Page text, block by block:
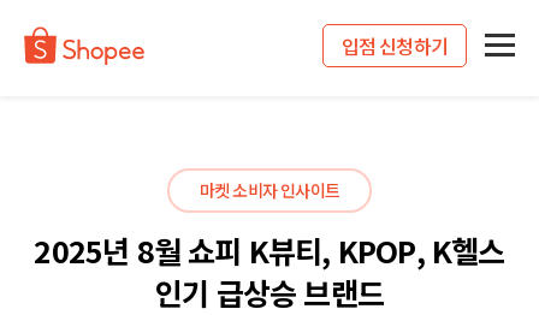
입점 신청하기
마켓 소비자 인사이트
2025년 8월 쇼피 K뷰티, KPOP, K헬스
인기 급상승 브랜드